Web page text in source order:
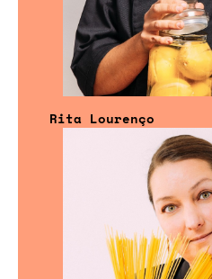
Rita Lourenço